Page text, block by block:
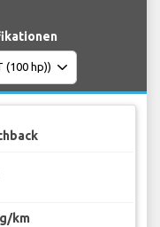
km